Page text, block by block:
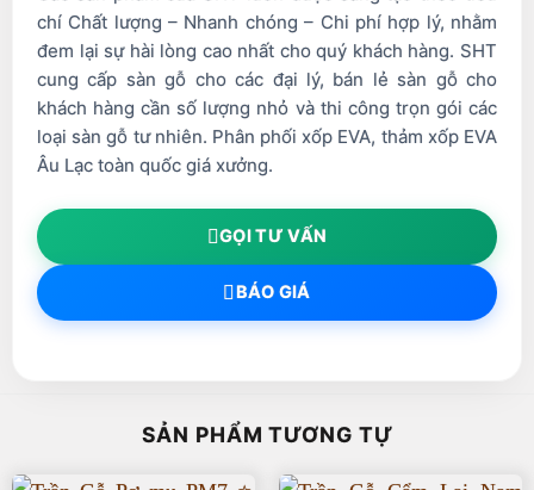
chí Chất lượng – Nhanh chóng – Chi phí hợp lý, nhằm
đem lại sự hài lòng cao nhất cho quý khách hàng. SHT
cung cấp sàn gỗ cho các đại lý, bán lẻ sàn gỗ cho
khách hàng cần số lượng nhỏ và thi công trọn gói các
loại sàn gỗ tư nhiên. Phân phối xốp EVA, thảm xốp EVA
Âu Lạc toàn quốc giá xưởng.
GỌI TƯ VẤN
BÁO GIÁ
SẢN PHẨM TƯƠNG TỰ